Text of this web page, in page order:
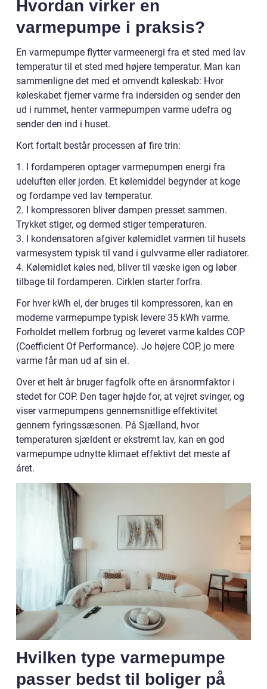
Hvordan virker en
varmepumpe i praksis?
En varmepumpe flytter varmeenergi fra et sted med lav
temperatur til et sted med højere temperatur. Man kan
sammenligne det med et omvendt køleskab: Hvor
køleskabet fjerner varme fra indersiden og sender den
ud i rummet, henter varmepumpen varme udefra og
sender den ind i huset.
Kort fortalt består processen af fire trin:
1. I fordamperen optager varmepumpen energi fra
udeluften eller jorden. Et kølemiddel begynder at koge
og fordampe ved lav temperatur.
2. I kompressoren bliver dampen presset sammen.
Trykket stiger, og dermed stiger temperaturen.
3. I kondensatoren afgiver kølemidlet varmen til husets
varmesystem typisk til vand i gulvvarme eller radiatorer.
4. Kølemidlet køles ned, bliver til væske igen og løber
tilbage til fordamperen. Cirklen starter forfra.
For hver kWh el, der bruges til kompressoren, kan en
moderne varmepumpe typisk levere 35 kWh varme.
Forholdet mellem forbrug og leveret varme kaldes COP
(Coefficient Of Performance). Jo højere COP, jo mere
varme får man ud af sin el.
Over et helt år bruger fagfolk ofte en årsnormfaktor i
stedet for COP. Den tager højde for, at vejret svinger, og
viser varmepumpens gennemsnitlige effektivitet
gennem fyringssæsonen. På Sjælland, hvor
temperaturen sjældent er ekstremt lav, kan en god
varmepumpe udnytte klimaet effektivt det meste af
året.
Hvilken type varmepumpe
passer bedst til boliger på